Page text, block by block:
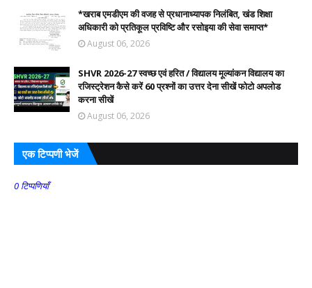
*खराब एमडीएम की वजह से प्रधानाध्यापक निलंबित, खंड शिक्षा
अधिकारी को प्रतिकूल प्रविष्टि और रसोइया की सेवा समाप्त*
August 06, 2026
SHVR 2026-27 स्वच्छ एवं हरित / विद्यालय मूल्यांकन विद्यालय का
रजिस्ट्रेशन कैसे करें 60 प्रश्नों का उत्तर देना सीखें फोटो अपलोड
करना सीखें
August 06, 2026
एक टिप्पणी भेजें
0 टिप्पणियाँ